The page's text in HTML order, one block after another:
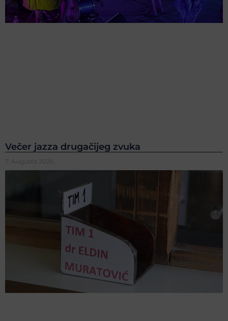
Večer jazza drugačijeg zvuka
7. Augusta 2026.